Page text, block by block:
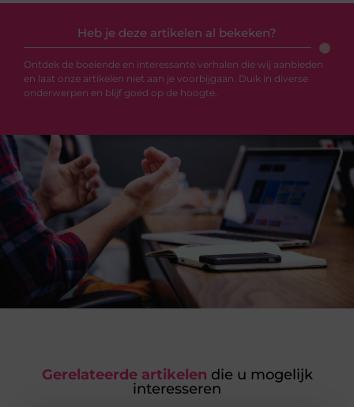
Heb je deze artikelen al bekeken?
Ontdek de boeiende en interessante verhalen die wij aanbieden
en laat onze artikelen niet aan je voorbijgaan. Duik in diverse
onderwerpen en blijf goed op de hoogte.
Gerelateerde artikelen die u mogelijk
interesseren